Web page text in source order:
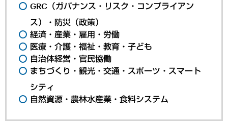
GRC（ガバナンス・リスク・コンプライアン
ス）・防災（政策）
経済・産業・雇用・労働
医療・介護・福祉・教育・子ども
自治体経営・官民協働
まちづくり・観光・交通・スポーツ・スマート
シティ
自然資源・農林水産業・食料システム